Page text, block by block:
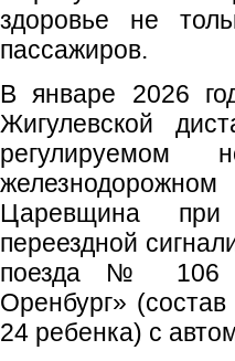
здоровье не
пассажиров.
В январе 2026
Жигулевской
регулируемом
Царевщина при
переездной
поезда № 106
Оренбург»
24 ребенка) с